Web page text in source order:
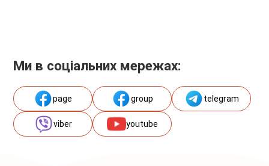
Ми в соціальних мережах:
page group telegram
viber youtube